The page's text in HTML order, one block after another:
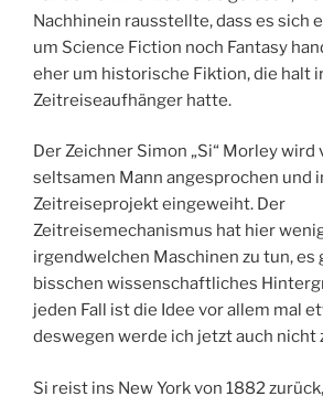
Nachhinein rausstellte, dass es sich
um Science Fiction noch Fantasy
eher um historische Fiktion, die halt
Zeitreiseaufhänger hatte.
Der Zeichner Simon „Si“ Morley wird
seltsamen Mann angesprochen und
Zeitreiseprojekt eingeweiht. Der
Zeitreisemechanismus hat hier
irgendwelchen Maschinen zu tun, es
bisschen wissenschaftliches
jeden Fall ist die Idee vor allem mal
deswegen werde ich jetzt auch nicht
Si reist ins New York von 1882